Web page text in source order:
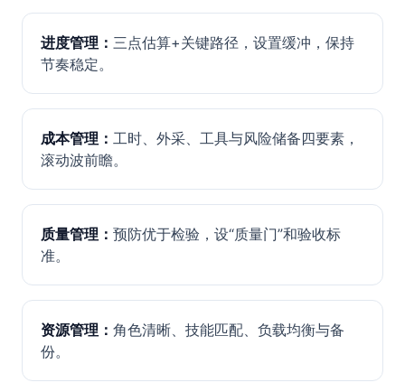
进度管理： 三点估算+关键路径，设置缓冲，保持
节奏稳定。
成本管理： 工时、外采、工具与风险储备四要素，
滚动波前瞻。
质量管理： 预防优于检验，设“质量门”和验收标
准。
资源管理： 角色清晰、技能匹配、负载均衡与备
份。